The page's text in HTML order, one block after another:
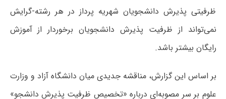
ظرفیتی پذیرش دانشجویان شهریه پرداز در هر رشته-گرایش
نمی‌تواند از ظرفیت پذیرش دانشجویان برخوردار از آموزش
رایگان بیشتر باشد.
بر اساس این گزارش، مناقشه جدیدی میان دانشگاه آزاد و وزارت
علوم بر سر مصوبه‌ای درباره «تخصیص ظرفیت پذیرش دانشجو»